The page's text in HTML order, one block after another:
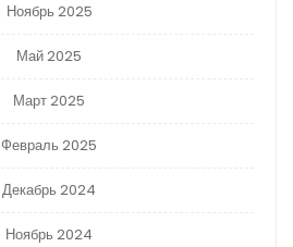
Ноябрь 2025
Май 2025
Март 2025
Февраль 2025
Декабрь 2024
Ноябрь 2024